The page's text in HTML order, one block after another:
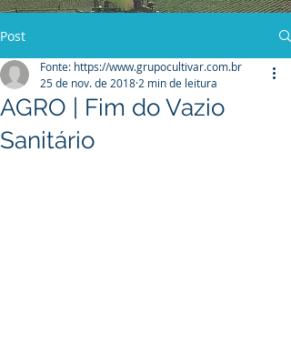
Post
AGRO | Fim do Vazio
Sanitário
Fonte: https://www.grupocultivar.com.br
25 de nov. de 2018 2 min de leitura